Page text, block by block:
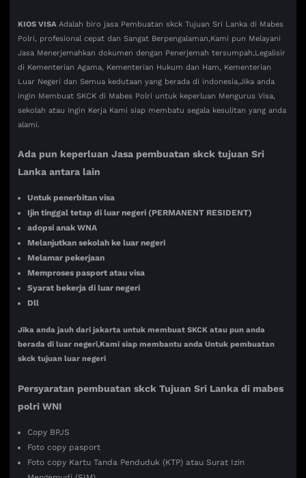
KIOS VISAAdalah biro jasa Pembuatan skck Tujuan Sri Lanka di Mabes
Polri, profesional cepat dan Sangat Berpengalaman,Kami pun Melayani
Jasa Menerjemahkan dokumen dengan Penerjemah tersumpah,Legalisir
di Kementerian Agama, Kementerian Hukum dan Ham, Kementerian
Luar Negeri dan Semua kedutaan yang berada di indonesia,Jika anda
ingin Membuat SKCK di Mabes Polri untuk keperluan Mengurus Visa,
sekolah atau Ingin Kerja Kami siap membatu segala kesulitan yang anda
alami.
Ada pun keperluan Jasa pembuatan skck tujuan Sri
Lanka antara lain
Untuk penerbitan visa
Ijin tinggal tetap di luar negeri (PERMANENT RESIDENT)
adopsi anak WNA
Melanjutkan sekolah ke luar negeri
Melamar pekerjaan
Memproses pasport atau visa
Syarat bekerja di luar negeri
Dll
Jika anda jauh dari jakarta untuk membuat SKCK atau pun anda
berada di luar negeri,Kami siap membantu anda Untuk pembuatan
skck tujuan luar negeri
Persyaratan pembuatan skck TujuanSri Lanka di mabes
polri WNI
Copy BPJS
Foto copy pasport
Foto copy Kartu Tanda Penduduk (KTP) atau Surat Izin